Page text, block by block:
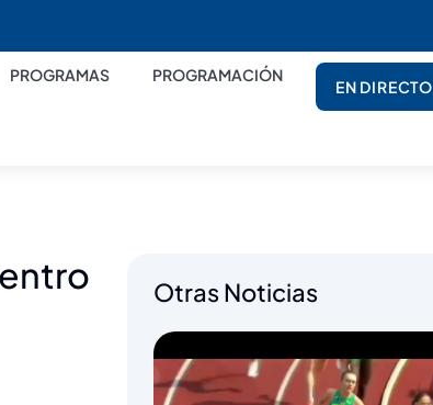
PROGRAMAS PROGRAMACIÓN
EN DIRECTO
Otras Noticias